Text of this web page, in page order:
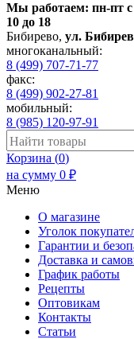
Мы работаем: пн-пт с
10 до 18
Бибирево, ул.
многоканальный:
8 (499) 707-71-77
факс:
8 (499) 902-27-81
мобильный:
8 (985) 120-97-91
Корзина (0)
на сумму 0 ₽
Меню
О магазине
Уголок
Гарантии и
Доставка и
График работы
Рецепты
Оптовикам
Контакты
Статьи